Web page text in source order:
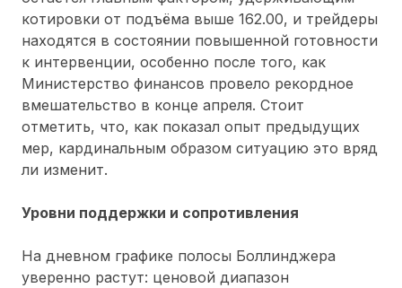
котировки от подъёма выше 162.00, и трейдеры
находятся в состоянии повышенной готовности
к интервенции, особенно после того, как
Министерство финансов провело рекордное
вмешательство в конце апреля. Стоит
отметить, что, как показал опыт предыдущих
мер, кардинальным образом ситуацию это вряд
ли изменит.
Уровни поддержки и сопротивления
На дневном графике полосы Боллинджера
уверенно растут: ценовой диапазон